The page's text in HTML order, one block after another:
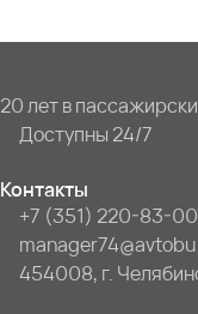
20 лет в
Доступны 24/7
Контакты
+7 (351) 220-83-00
454008, г.